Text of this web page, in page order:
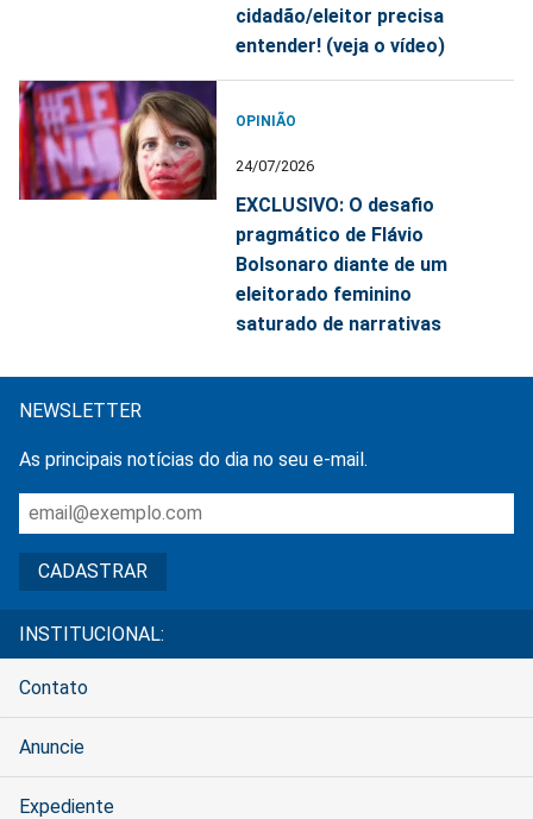
cidadão/eleitor precisa
entender! (veja o vídeo)
OPINIÃO
24/07/2026
EXCLUSIVO: O desafio
pragmático de Flávio
Bolsonaro diante de um
eleitorado feminino
saturado de narrativas
NEWSLETTER
As principais notícias do dia no seu e-mail.
INSTITUCIONAL:
Contato
Anuncie
Expediente